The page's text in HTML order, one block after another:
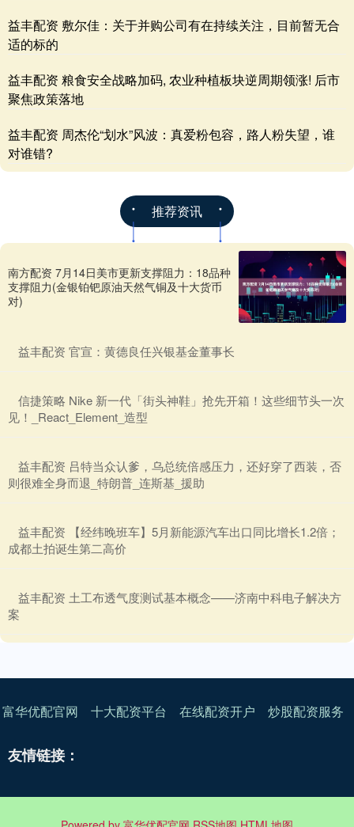
益丰配资 敷尔佳：关于并购公司有在持续关注，目前暂无合
适的标的
益丰配资 粮食安全战略加码, 农业种植板块逆周期领涨! 后市
聚焦政策落地
益丰配资 周杰伦“划水”风波：真爱粉包容，路人粉失望，谁
对谁错?
推荐资讯
南方配资 7月14日美市更新支撑阻力：18品种
支撑阻力(金银铂钯原油天然气铜及十大货币
对)
​益丰配资 官宣：黄德良任兴银基金董事长
​信捷策略 Nike 新一代「街头神鞋」抢先开箱！这些细节头一次
见！_React_Element_造型
​益丰配资 吕特当众认爹，乌总统倍感压力，还好穿了西装，否
则很难全身而退_特朗普_连斯基_援助
​益丰配资 【经纬晚班车】5月新能源汽车出口同比增长1.2倍；
成都土拍诞生第二高价
​益丰配资 土工布透气度测试基本概念——济南中科电子解决方
案
富华优配官网 十大配资平台 在线配资开户 炒股配资服务
友情链接：